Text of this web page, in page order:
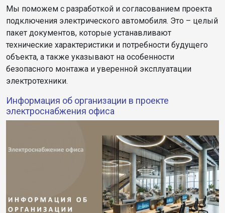
Мы поможем с разработкой и согласованием проекта
подключения электрического автомобиля. Это – целый
пакет документов, которые устанавливают
технические характеристики и потребности будущего
объекта, а также указывают на особенности
безопасного монтажа и уверенной эксплуатации
электротехники.
Информация об организации в проекте
электроснабжения офиса